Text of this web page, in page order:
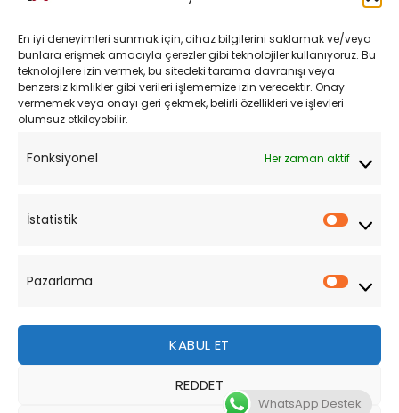
En iyi deneyimleri sunmak için, cihaz bilgilerini saklamak ve/veya
bunlara erişmek amacıyla çerezler gibi teknolojiler kullanıyoruz. Bu
teknolojilere izin vermek, bu sitedeki tarama davranışı veya
benzersiz kimlikler gibi verileri işlememize izin verecektir. Onay
vermemek veya onayı geri çekmek, belirli özellikleri ve işlevleri
olumsuz etkileyebilir.
Fonksiyonel Her zaman aktif
İstatistik
Pazarlama
KABUL ET
REDDET
Kişisel Verilerin Korunması
Mesafeli Satış Sözleşmesi
Sipariş Takibi
Bu site, size daha iyi bir tarama deneyimi sunmak için
çerezler kullanmaktadır. Bu web sitesinde gezinerek,
WhatsApp Destek